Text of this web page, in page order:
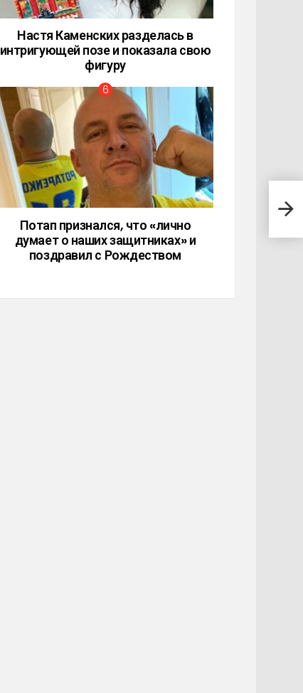
Настя Каменских разделась в
интригующей позе и показала свою
фигуру
Потап признался, что «лично
думает о наших защитниках» и
поздравил с Рождеством